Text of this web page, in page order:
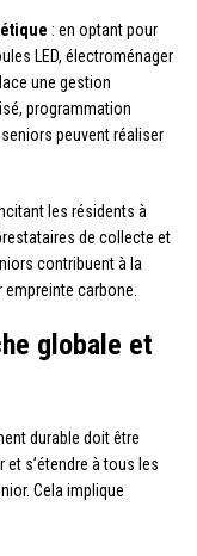
: en optant pour
LED, électroménager
une gestion
programmation
peuvent réaliser
les résidents à
de collecte et
contribuent à la
empreinte carbone.
globale et
durable doit être
s’étendre à tous les
Cela implique